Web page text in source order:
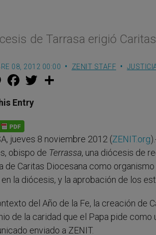
de Tarrasa erigió
08, 2012 00:00 ZENIT STAFF
M
e
s
e
g
e
r
F
a
e
b
o
k
w
Entry
jueves 8 noviembre 2012 (ZENIT.org
obispo de Terrassa, una diócesis de
de Caritas Diocesana como
la diócesis, y la aprobación de los
del Año de la Fe, la creación de
de la caridad que el Papa pide como
enviado a ZENIT.